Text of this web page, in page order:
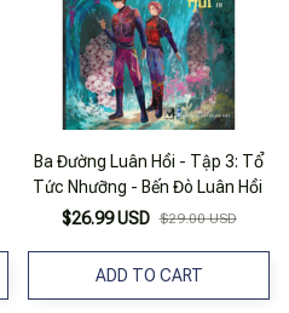
Ba Đường Luân Hồi - Tập 3: Tổ
Tức Nhưỡng - Bến Đò Luân Hồi
$26.99 USD $29.00 USD
ADD TO CART